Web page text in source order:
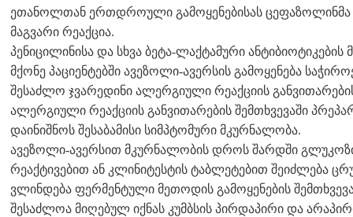
ეთანოლთან ერთდროული გამოყენებისას
მაგვარი რეაქცია.
პენიცილინისა და სხვა ბეტა-ლაქტამური
მქონე პაციენტებში ავეზოლი-ავერსის გამოყენება
შესაძლო ჯვარედინი ალერგიული რეაქციის
ალერგიული რეაქციის განვითარების შემთხვევაში
დაინიშნოს შესაბამისი სიმპტომური მკურნალობა.
ავეზოლი-ავერსით მკურნალობის დროს შარდში
რეაქტივებით ან კლინიტესტის ტაბლეტებით შეიძლება
ვლინდება ფერმენტული მეთოდის გამოყენების
შესაძლოა მიღებულ იქნას კუმბსის პირდაპირი და